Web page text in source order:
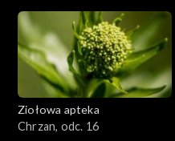
Ziołowa apteka
Chrzan, odc. 16